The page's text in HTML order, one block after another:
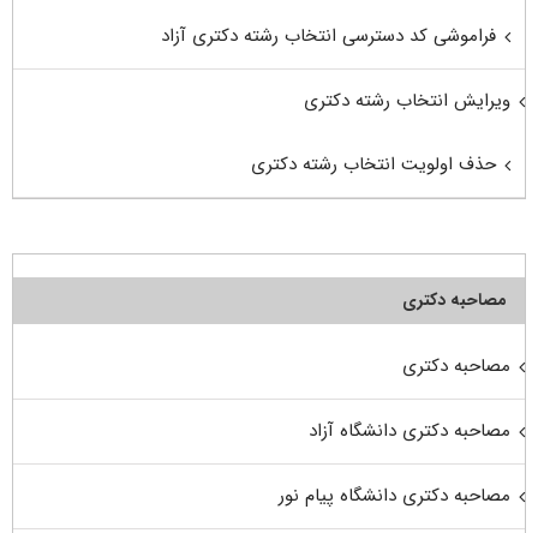
فراموشی کد دسترسی انتخاب رشته دکتری آزاد
ویرایش انتخاب رشته دکتری
حذف اولویت انتخاب رشته دکتری
مصاحبه دکتری
مصاحبه دکتری
مصاحبه دکتری دانشگاه آزاد
مصاحبه دکتری دانشگاه پیام نور